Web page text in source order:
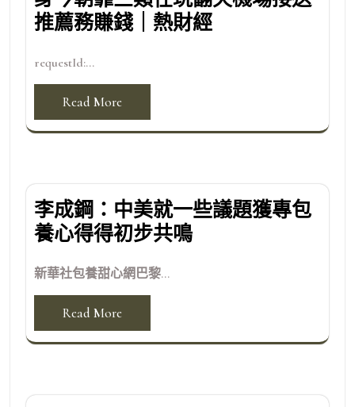
推薦務賺錢｜熱財經
requestId:...
Read More
李成鋼：中美就一些議題獲專包
養心得得初步共鳴
新華社包養甜心網巴黎...
Read More